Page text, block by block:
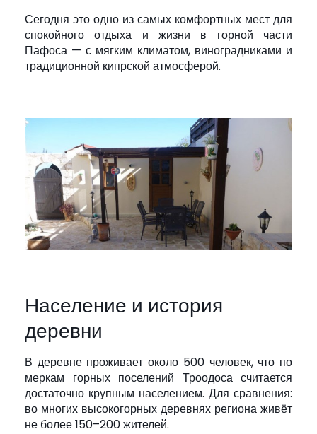
Сегодня это одно из самых комфортных мест для
спокойного отдыха и жизни в горной части
Пафоса — с мягким климатом, виноградниками и
традиционной кипрской атмосферой.
Население и история
деревни
В деревне проживает около 500 человек, что по
меркам горных поселений Троодоса считается
достаточно крупным населением. Для сравнения:
во многих высокогорных деревнях региона живёт
не более 150–200 жителей.